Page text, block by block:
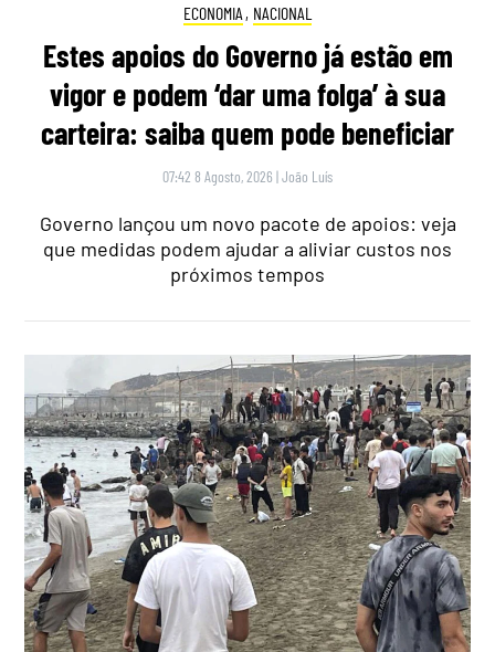
ECONOMIA , NACIONAL
Estes apoios do Governo já estão em
vigor e podem ‘dar uma folga’ à sua
carteira: saiba quem pode beneficiar
07:42 8 Agosto, 2026 |João Luís
Governo lançou um novo pacote de apoios: veja
que medidas podem ajudar a aliviar custos nos
próximos tempos